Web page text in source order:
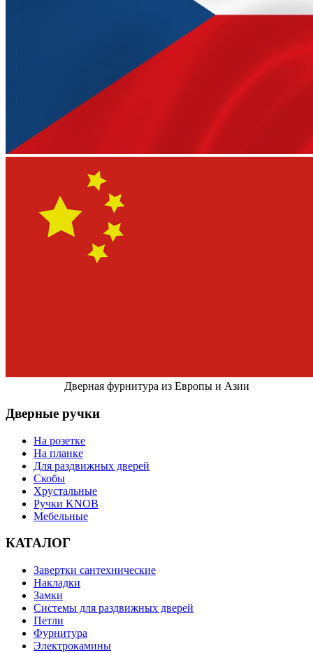
Дверная фурнитура из Европы и Азии
Дверные ручки
На розетке
На планке
Для раздвижных дверей
Скобы
Хрустальные
Ручки KNOB
Мебельные
КАТАЛОГ
Завертки сантехнические
Накладки
Замки
Системы для раздвижных дверей
Петли
Фурнитура
Электрокамины